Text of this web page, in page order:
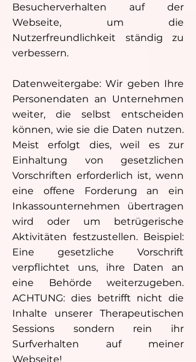
Besucherverhalten auf der
Webseite, um die
Nutzerfreundlichkeit ständig zu
verbessern.
Datenweitergabe: Wir geben Ihre
Personendaten an Unternehmen
weiter, die selbst entscheiden
können, wie sie die Daten nutzen.
Meist erfolgt dies, weil es zur
Einhaltung von gesetzlichen
Vorschriften erforderlich ist, wenn
eine offene Forderung an ein
Inkassounternehmen übertragen
wird oder um betrügerische
Aktivitäten festzustellen. Beispiel:
Eine gesetzliche Vorschrift
verpflichtet uns, ihre Daten an
eine Behörde weiterzugeben.
ACHTUNG: dies betrifft nicht die
Inhalte unserer Therapeutischen
Sessions sondern rein ihr
Surfverhalten auf meiner
Webseite!